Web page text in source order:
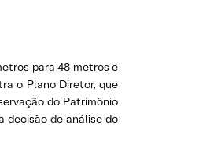
para 48 metros e
o Plano Diretor, que
do Patrimônio
decisão de análise do